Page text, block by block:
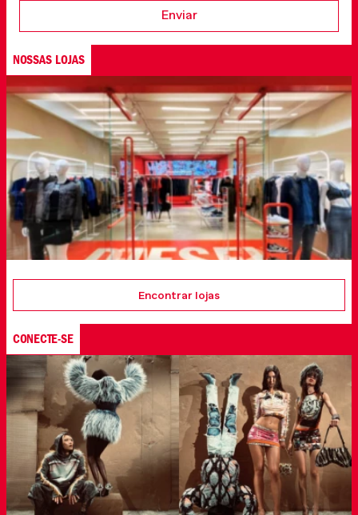
Enviar
NOSSAS LOJAS
Encontrar lojas
CONECTE-SE